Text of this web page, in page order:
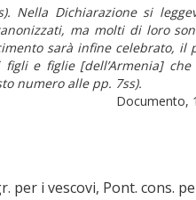
Nella Dichiarazione si
ma molti di loro
sarà infine celebrato, il
e figlie [dell’Armenia]
numero alle pp. 7ss).
Documento,
per i vescovi, Pont. cons.